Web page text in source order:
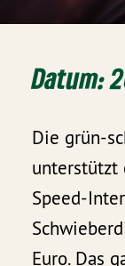
Datum:
Die grün-
unterstützt
Speed-
Euro. Das